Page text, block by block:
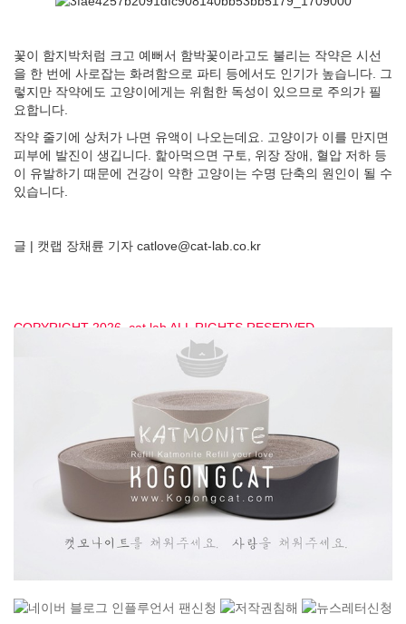
꽃이 함지박처럼 크고 예뻐서 함박꽃이라고도 불리는 작약은 시선
을 한 번에 사로잡는 화려함으로 파티 등에서도 인기가 높습니다. 그
렇지만 작약에도 고양이에게는 위험한 독성이 있으므로 주의가 필
요합니다.
작약 줄기에 상처가 나면 유액이 나오는데요. 고양이가 이를 만지면
피부에 발진이 생깁니다. 핥아먹으면 구토, 위장 장애, 혈압 저하 등
이 유발하기 때문에 건강이 약한 고양이는 수명 단축의 원인이 될 수
있습니다.
글 | 캣랩 장채륜 기자 catlove@cat-lab.co.kr
COPYRIGHT 2026. cat lab ALL RIGHTS RESERVED
[캣랩 - www.cat-lab.co.kr 저작권법에 의거, 모든 콘텐츠의 무단전
재, 복사, 재배포, 2차 변경을 금합니다]